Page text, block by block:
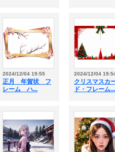
2024/12/04 19:55
正月 年賀状 フ
レーム ハ...
2024/12/04
クリスマスカ
ド・フレーム...